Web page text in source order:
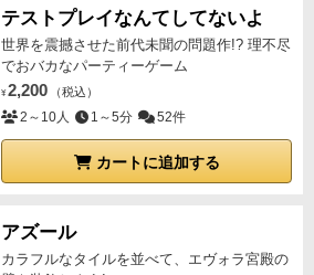
テストプレイなんてしてないよ
世界を震撼させた前代未聞の問題作!? 理不尽
でおバカなパーティーゲーム
¥ 2,200 （税込）
2～10人 1～5分 52件
カートに追加する
アズール
カラフルなタイルを並べて、エヴォラ宮殿の